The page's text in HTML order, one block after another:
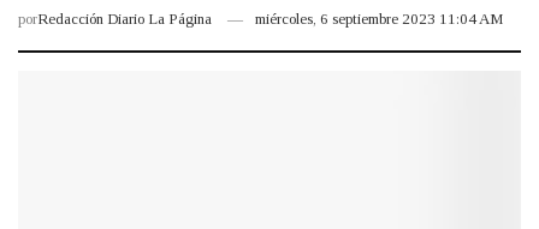
porRedacción Diario La Página miércoles, 6 septiembre 2023 11:04 AM